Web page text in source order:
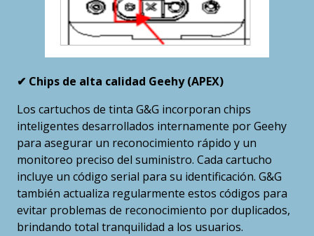
✔ Chips de alta calidad Geehy (APEX)
Los cartuchos de tinta G&G incorporan chips
inteligentes desarrollados internamente por Geehy
para asegurar un reconocimiento rápido y un
monitoreo preciso del suministro. Cada cartucho
incluye un código serial para su identificación. G&G
también actualiza regularmente estos códigos para
evitar problemas de reconocimiento por duplicados,
brindando total tranquilidad a los usuarios.